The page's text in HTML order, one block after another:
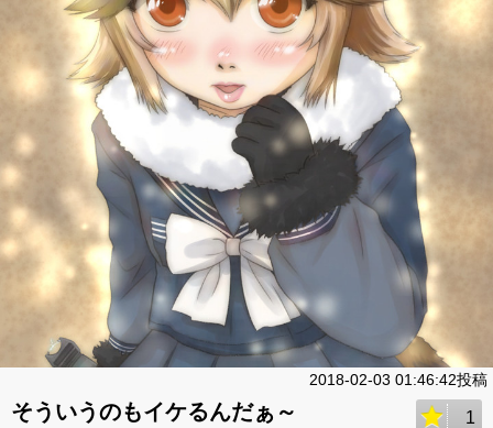
2018-02-03 01:46:42投稿
そういうのもイケるんだぁ～ 1